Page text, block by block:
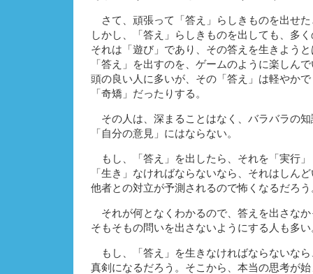
さて、頑張って「答え」らしきものを出せた
しかし、「答え」らしきものを出しても、多
それは「遊び」であり、その答えを生きよう
「答え」を出すのを、ゲームのように楽しん
頭の良い人に多いが、その「答え」は軽やか
「奇矯」だったりする。
その人は、深まることはなく、バラバラの
「自分の意見」にはならない。
もし、「答え」を出したら、それを「実行
「生き」なければならないなら、それはしん
他者との対立が予測されるので怖くなるだろう
それが何となくわかるので、答えを出さなか
そもそもの問いを出さないようにする人も多
もし、「答え」を生きなければならないな
真剣になるだろう。そこから、本当の思考が